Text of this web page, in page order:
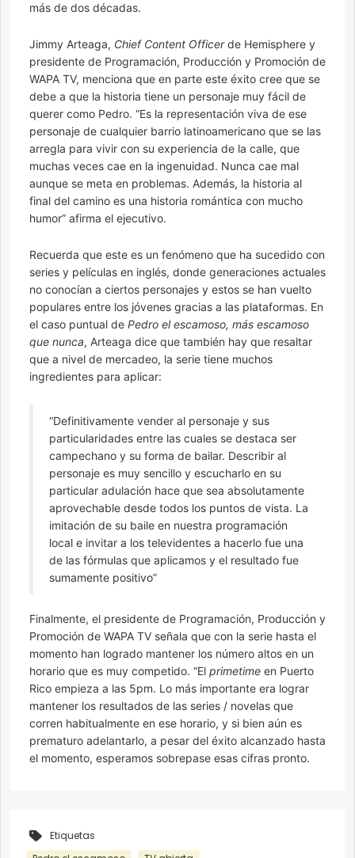
más de dos décadas.
Jimmy Arteaga, Chief Content Officerde Hemisphere y
presidente de Programación, Producción y Promoción de
WAPA TV, menciona que en parte este éxito cree que se
debe a que la historia tiene un personaje muy fácil de
querer como Pedro. “Es la representación viva de ese
personaje de cualquier barrio latinoamericano que se las
arregla para vivir con su experiencia de la calle, que
muchas veces cae en la ingenuidad. Nunca cae mal
aunque se meta en problemas. Además, la historia al
final del camino es una historia romántica con mucho
humor” afirma el ejecutivo.
Recuerda que este es un fenómeno que ha sucedido con
series y películas en inglés, donde generaciones actuales
no conocían a ciertos personajes y estos se han vuelto
populares entre los jóvenes gracias a las plataformas. En
el caso puntual de Pedro el escamoso, más escamoso
que nunca, Arteaga dice que también hay que resaltar
que a nivel de mercadeo, la serie tiene muchos
ingredientes para aplicar:
“Definitivamente vender al personaje y sus
particularidades entre las cuales se destaca ser
campechano y su forma de bailar. Describir al
personaje es muy sencillo y escucharlo en su
particular adulación hace que sea absolutamente
aprovechable desde todos los puntos de vista. La
imitación de su baile en nuestra programación
local e invitar a los televidentes a hacerlo fue una
de las fórmulas que aplicamos y el resultado fue
sumamente positivo”
Finalmente, el presidente de Programación, Producción y
Promoción de WAPA TV señala que con la serie hasta el
momento han logrado mantener los número altos en un
horario que es muy competido. “El primetime en Puerto
Rico empieza a las 5pm. Lo más importante era lograr
mantener los resultados de las series / novelas que
corren habitualmente en ese horario, y si bien aún es
prematuro adelantarlo, a pesar del éxito alcanzado hasta
el momento, esperamos sobrepase esas cifras pronto.
Etiquetas